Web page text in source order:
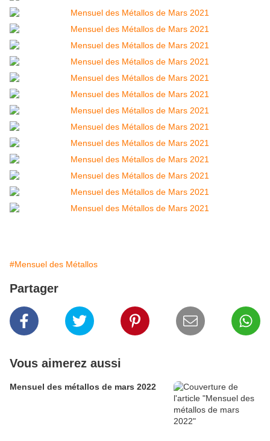
#Mensuel des Métallos
Partager
Vous aimerez aussi
Mensuel des métallos de mars 2022